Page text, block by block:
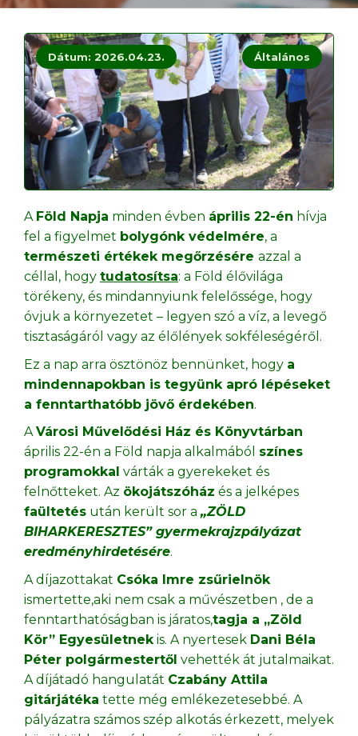
Dátum: 2026.04.23. Általános
A Föld Napja minden évben április 22-én hívja
fel a figyelmet bolygónk védelmére, a
természeti értékek megőrzésére azzal a
céllal, hogy tudatosítsa: a Föld élővilága
törékeny, és mindannyiunk felelőssége, hogy
óvjuk a környezetet – legyen szó a víz, a levegő
tisztaságáról vagy az élőlények sokféleségéről.
Ez a nap arra ösztönöz bennünket, hogy a
mindennapokban is tegyünk apró lépéseket
a fenntarthatóbb jövő érdekében.
AVárosi Művelődési Ház és Könyvtárban
április 22-én a Föld napja alkalmából színes
programokkal várták a gyerekeket és
felnőtteket. Az ökojátszóház és a jelképes
faültetés után került sor a „ZÖLD
BIHARKERESZTES” gyermekrajzpályázat
eredményhirdetésére.
A díjazottakat Csóka Imre zsűrielnök
ismertette,aki nem csak a művészetben , de a
fenntarthatóságban is járatos,tagja a „Zöld
Kör” Egyesületnek is. A nyertesek Dani Béla
Péter polgármestertől vehették át jutalmaikat.
A díjátadó hangulatát Czabány Attila
gitárjátéka tette még emlékezetesebbé. A
pályázatra számos szép alkotás érkezett, melyek